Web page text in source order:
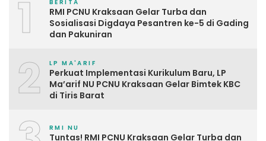
1 BERITA
RMI PCNU Kraksaan Gelar Turba dan
Sosialisasi Digdaya Pesantren ke-5 di Gading
dan Pakuniran
2 LP MA'ARIF
Perkuat Implementasi Kurikulum Baru, LP
Ma’arif NU PCNU Kraksaan Gelar Bimtek KBC
di Tiris Barat
RMI NU
Tuntas! RMI PCNU Kraksaan Gelar Turba dan